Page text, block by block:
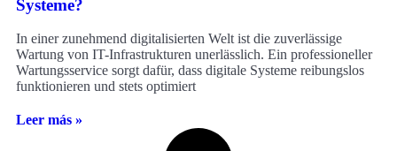
Systeme?
In einer zunehmend digitalisierten Welt ist die zuverlässige
Wartung von IT-Infrastrukturen unerlässlich. Ein professioneller
Wartungsservice sorgt dafür, dass digitale Systeme reibungslos
funktionieren und stets optimiert
Leer más »